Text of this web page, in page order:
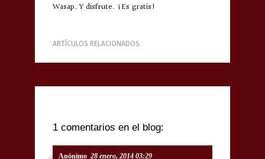
Wasap. Y disfrute. ¡Es gratis!
ARTÍCULOS RELACIONADOS
1 comentarios en el blog:
Anónimo 28 enero, 2014 03:29